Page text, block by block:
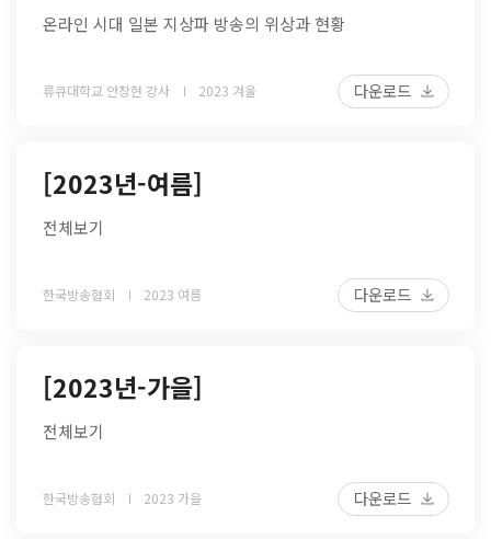
온라인 시대 일본 지상파 방송의 위상과 현황
류큐대학교 안창현 강사 2023 겨울 다운로드
[2023년-여름]
전체보기
한국방송협회 2023 여름 다운로드
[2023년-가을]
전체보기
한국방송협회 2023 가을 다운로드